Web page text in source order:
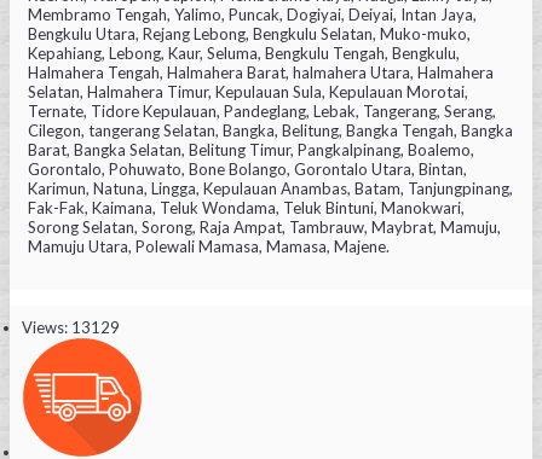
Membramo Tengah, Yalimo, Puncak, Dogiyai, Deiyai, Intan Jaya,
Bengkulu Utara, Rejang Lebong, Bengkulu Selatan, Muko-muko,
Kepahiang, Lebong, Kaur, Seluma, Bengkulu Tengah, Bengkulu,
Halmahera Tengah, Halmahera Barat, halmahera Utara, Halmahera
Selatan, Halmahera Timur, Kepulauan Sula, Kepulauan Morotai,
Ternate, Tidore Kepulauan, Pandeglang, Lebak, Tangerang, Serang,
Cilegon, tangerang Selatan, Bangka, Belitung, Bangka Tengah, Bangka
Barat, Bangka Selatan, Belitung Timur, Pangkalpinang, Boalemo,
Gorontalo, Pohuwato, Bone Bolango, Gorontalo Utara, Bintan,
Karimun, Natuna, Lingga, Kepulauan Anambas, Batam, Tanjungpinang,
Fak-Fak, Kaimana, Teluk Wondama, Teluk Bintuni, Manokwari,
Sorong Selatan, Sorong, Raja Ampat, Tambrauw, Maybrat, Mamuju,
Mamuju Utara, Polewali Mamasa, Mamasa, Majene.
Views: 13129